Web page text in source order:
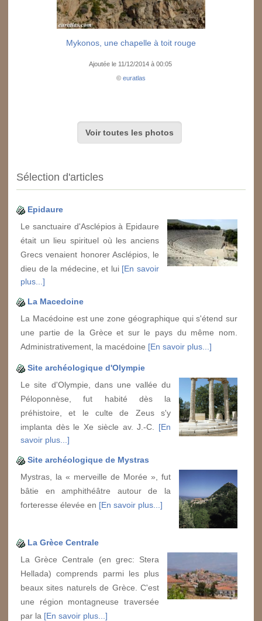
Mykonos, une chapelle à toit rouge
Ajoutée le 11/12/2014 à 00:05
© euratlas
Voir toutes les photos
Sélection d'articles
Epidaure
Le sanctuaire d'Asclépios à Epidaure
était un lieu spirituel où les anciens
Grecs venaient honorer Asclépios, le
dieu de la médecine, et lui [En savoir
plus...]
La Macedoine
La Macédoine est une zone géographique qui s'étend sur
une partie de la Grèce et sur le pays du même nom.
Administrativement, la macédoine [En savoir plus...]
Site archéologique d'Olympie
Le site d'Olympie, dans une vallée du
Péloponnèse, fut habité dès la
préhistoire, et le culte de Zeus s'y
implanta dès le Xe siècle av. J.-C. [En
savoir plus...]
Site archéologique de Mystras
Mystras, la « merveille de Morée », fut
bâtie en amphithéâtre autour de la
forteresse élevée en [En savoir plus...]
La Grèce Centrale
La Grèce Centrale (en grec: Stera
Hellada) comprends parmi les plus
beaux sites naturels de Grèce. C'est
une région montagneuse traversée
par la [En savoir plus...]